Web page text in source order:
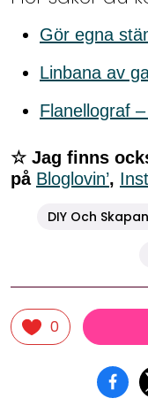
Gör egna
Linbana av
Flanellograf
☆ Jag finns
på Bloglovin’,
DIY Och
0